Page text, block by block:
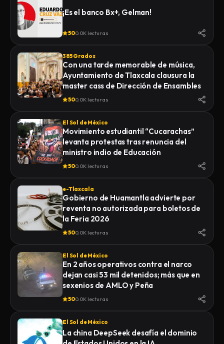
¡Es el banco Bx+, Gelman!
500.0K lecturas
385 Grados
Con una tarde memorable de música,
Ayuntamiento de Tlaxcala clausura la
master cass de Dirección de Ensambles
500.0K lecturas
El Sol de México
Movimiento estudiantil “Cucarachas”
levanta protestas tras renuncia del
ministro indio de Educación
500.0K lecturas
e-Tlaxcala
Gobierno de Huamantla advierte por
reventa no autorizada para boletos de
la Feria 2026
500.0K lecturas
El Sol de México
En 2 años operativos contra el narco
dejan casi 53 mil detenidos; más que en
sexenios de AMLO y Peña
500.0K lecturas
El Sol de México
La china DeepSeek desafía el dominio